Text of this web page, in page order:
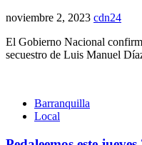
noviembre 2, 2023 cdn24
El Gobierno Nacional
secuestro de Luis Manuel
Barranquilla
Local